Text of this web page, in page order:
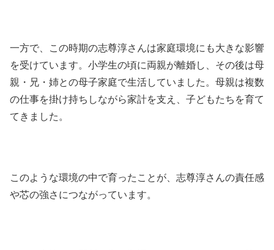
一方で、この時期の志尊淳さんは家庭環境にも大きな影響
を受けています。小学生の頃に両親が離婚し、その後は母
親・兄・姉との母子家庭で生活していました。母親は複数
の仕事を掛け持ちしながら家計を支え、子どもたちを育て
てきました。
このような環境の中で育ったことが、志尊淳さんの責任感
や芯の強さにつながっています。